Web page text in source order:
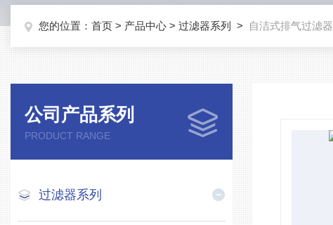
您的位置： 首页 > 产品中心 > 过滤器系列 > 自洁式排气过滤器
公司产品系列
PRODUCT RANGE
过滤器系列